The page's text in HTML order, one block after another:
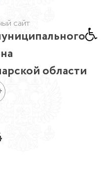
сайт
области